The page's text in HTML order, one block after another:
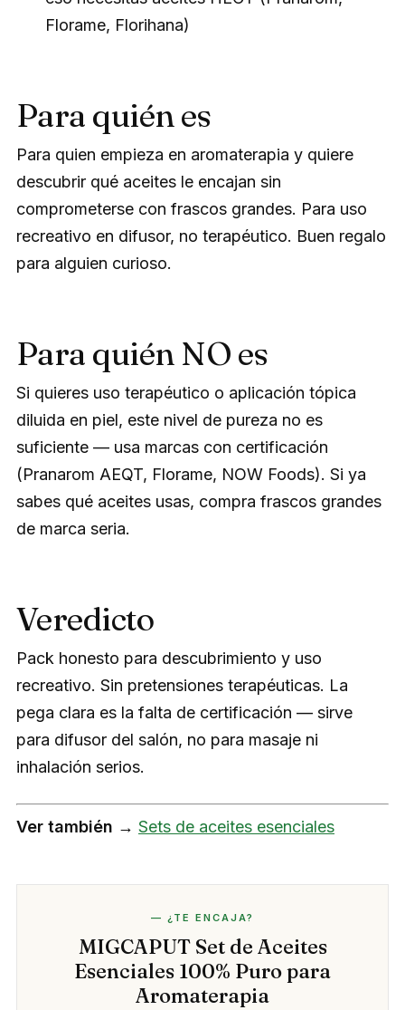
Florame, Florihana)
Para quién es
Para quien empieza en aromaterapia y quiere
descubrir qué aceites le encajan sin
comprometerse con frascos grandes. Para uso
recreativo en difusor, no terapéutico. Buen regalo
para alguien curioso.
Para quién NO es
Si quieres uso terapéutico o aplicación tópica
diluida en piel, este nivel de pureza no es
suficiente — usa marcas con certificación
(Pranarom AEQT, Florame, NOW Foods). Si ya
sabes qué aceites usas, compra frascos grandes
de marca seria.
Veredicto
Pack honesto para descubrimiento y uso
recreativo. Sin pretensiones terapéuticas. La
pega clara es la falta de certificación — sirve
para difusor del salón, no para masaje ni
inhalación serios.
Ver también → Sets de aceites esenciales
— ¿TE ENCAJA?
MIGCAPUT Set de Aceites
Esenciales 100% Puro para
Aromaterapia